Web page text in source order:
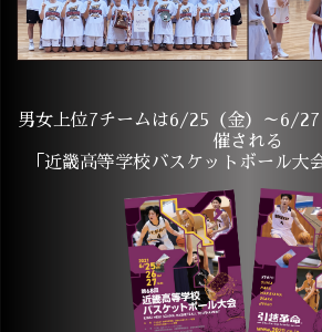
男女上位7チームは6/25（金）～6/27
催される
「近畿高等学校バスケットボール大